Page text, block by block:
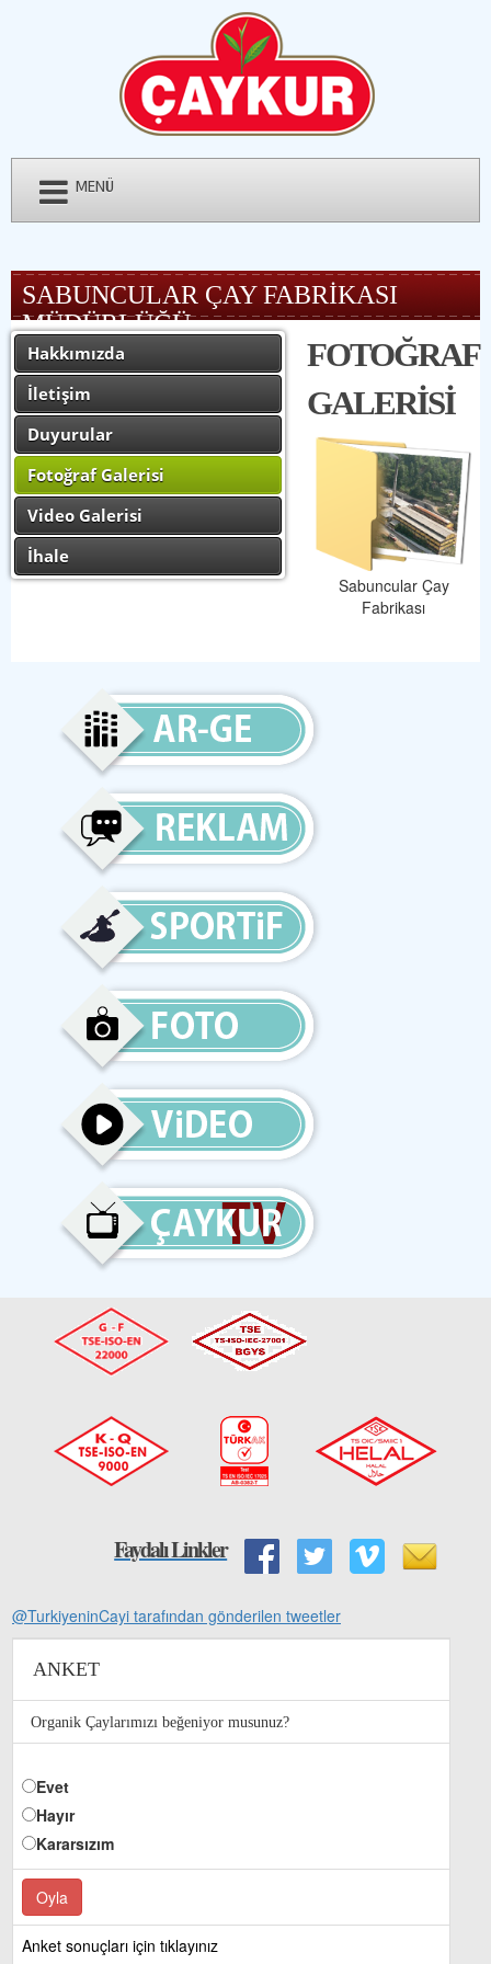
MENÜ
SABUNCULAR ÇAY FABRİKASI
MÜDÜRLÜĞÜ
Hakkımızda
İletişim
Duyurular
Fotoğraf Galerisi
Video Galerisi
İhale
FOTOĞRAF
GALERİSİ
Sabuncular Çay
Fabrikası
Faydalı Linkler
@TurkiyeninCayi tarafından gönderilen tweetler
ANKET
Organik Çaylarımızı beğeniyor musunuz?
Evet
Hayır
Kararsızım
Anket sonuçları için tıklayınız